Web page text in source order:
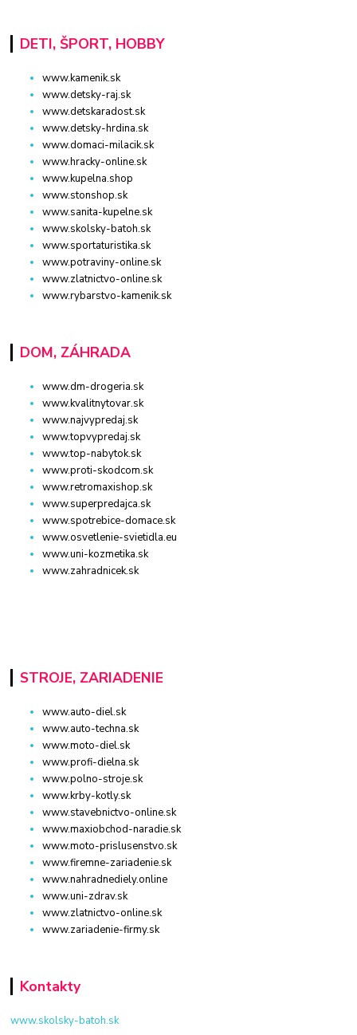
DETI, ŠPORT, HOBBY
www.kamenik.sk
www.detsky-raj.sk
www.detskaradost.sk
www.detsky-hrdina.sk
www.domaci-milacik.sk
www.hracky-online.sk
www.kupelna.shop
www.stonshop.sk
www.sanita-kupelne.sk
www.skolsky-batoh.sk
www.sportaturistika.sk
www.potraviny-online.sk
www.zlatnictvo-online.sk
www.rybarstvo-kamenik.sk
DOM, ZÁHRADA
www.dm-drogeria.sk
www.kvalitnytovar.sk
www.najvypredaj.sk
www.topvypredaj.sk
www.top-nabytok.sk
www.proti-skodcom.sk
www.retromaxishop.sk
www.superpredajca.sk
www.spotrebice-domace.sk
www.osvetlenie-svietidla.eu
www.uni-kozmetika.sk
www.zahradnicek.sk
STROJE, ZARIADENIE
www.auto-diel.sk
www.auto-techna.sk
www.moto-diel.sk
www.profi-dielna.sk
www.polno-stroje.sk
www.krby-kotly.sk
www.stavebnictvo-online.sk
www.maxiobchod-naradie.sk
www.moto-prislusenstvo.sk
www.firemne-zariadenie.sk
www.nahradnediely.online
www.uni-zdrav.sk
www.zlatnictvo-online.sk
www.zariadenie-firmy.sk
Kontakty
www.skolsky-batoh.sk